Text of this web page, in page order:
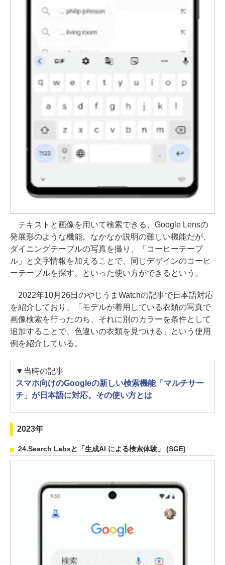
テキストと画像を用いて検索できる、Google Lensの
発展形のような機能。なかなか説明の難しい機能だが、
ダイニングテーブルの写真を撮り、「コーヒーテーブ
ル」と文字情報を加えることで、同じデザインのコーヒ
ーテーブルを探す、といった使い方ができるという。
2022年10月26日のやじうまWatchの記事で日本語対応
を紹介しており、「モデルが着用している衣類の写真で
画像検索を行ったのち、それに別のカラーを条件として
追加することで、色違いの衣類を見つける」という使用
例を紹介している。
▼当時の記事
スマホ向けのGoogleの新しい検索機能「マルチサー
チ」が日本語に対応。その使い方とは
2023年
24.Search Labsと「生成AI による検索体験」 (SGE)